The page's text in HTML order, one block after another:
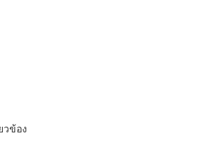
วข้อง